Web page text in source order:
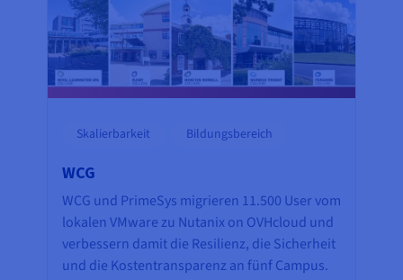
Skalierbarkeit Bildungsbereich
WCG
WCG und PrimeSys migrieren 11.500 User vom
lokalen VMware zu Nutanix on OVHcloud und
verbessern damit die Resilienz, die Sicherheit
und die Kostentransparenz an fünf Campus.